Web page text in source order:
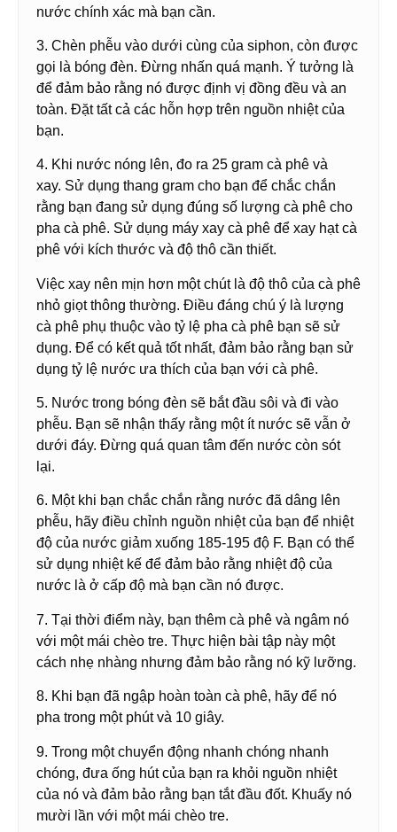
nước chính xác mà bạn cần.
3. Chèn phễu vào dưới cùng của siphon, còn được
gọi là bóng đèn. Đừng nhấn quá mạnh. Ý tưởng là
để đảm bảo rằng nó được định vị đồng đều và an
toàn. Đặt tất cả các hỗn hợp trên nguồn nhiệt của
bạn.
4. Khi nước nóng lên, đo ra 25 gram cà phê và
xay. Sử dụng thang gram cho bạn để chắc chắn
rằng bạn đang sử dụng đúng số lượng cà phê cho
pha cà phê. Sử dụng máy xay cà phê để xay hạt cà
phê với kích thước và độ thô cần thiết.
Việc xay nên mịn hơn một chút là độ thô của cà phê
nhỏ giọt thông thường. Điều đáng chú ý là lượng
cà phê phụ thuộc vào tỷ lệ pha cà phê bạn sẽ sử
dụng. Để có kết quả tốt nhất, đảm bảo rằng bạn sử
dụng tỷ lệ nước ưa thích của bạn với cà phê.
5. Nước trong bóng đèn sẽ bắt đầu sôi và đi vào
phễu. Bạn sẽ nhận thấy rằng một ít nước sẽ vẫn ở
dưới đáy. Đừng quá quan tâm đến nước còn sót
lại.
6. Một khi bạn chắc chắn rằng nước đã dâng lên
phễu, hãy điều chỉnh nguồn nhiệt của bạn để nhiệt
độ của nước giảm xuống 185-195 độ F. Bạn có thể
sử dụng nhiệt kế để đảm bảo rằng nhiệt độ của
nước là ở cấp độ mà bạn cần nó được.
7. Tại thời điểm này, bạn thêm cà phê và ngâm nó
với một mái chèo tre. Thực hiện bài tập này một
cách nhẹ nhàng nhưng đảm bảo rằng nó kỹ lưỡng.
8. Khi bạn đã ngập hoàn toàn cà phê, hãy để nó
pha trong một phút và 10 giây.
9. Trong một chuyển động nhanh chóng nhanh
chóng, đưa ống hút của bạn ra khỏi nguồn nhiệt
của nó và đảm bảo rằng bạn tắt đầu đốt. Khuấy nó
mười lần với một mái chèo tre.